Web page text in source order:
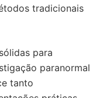
tradicionais
para
paranormal
tanto